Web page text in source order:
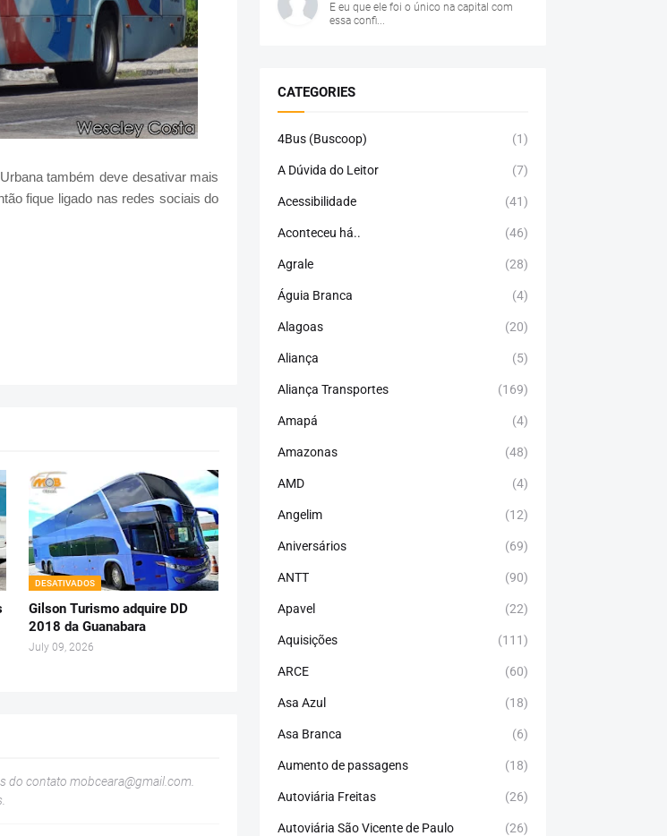
também deve desativar mais
fique ligado nas redes sociais do
DESATIVADOS
Gilson Turismo adquire DD
2018 da Guanabara
July 09, 2026
do contato mobceara@gmail.com
E eu que ele foi o único na capital com
essa confi...
CATEGORIES
4Bus (Buscoop) (1)
A Dúvida do Leitor (7)
Acessibilidade (41)
Aconteceu há.. (46)
Agrale (28)
Águia Branca (4)
Alagoas (20)
Aliança (5)
Aliança Transportes (169)
Amapá (4)
Amazonas (48)
AMD (4)
Angelim (12)
Aniversários (69)
ANTT (90)
Apavel (22)
Aquisições (111)
ARCE (60)
Asa Azul (18)
Asa Branca (6)
Aumento de passagens (18)
Autoviária Freitas (26)
Autoviária São Vicente de Paulo (26)